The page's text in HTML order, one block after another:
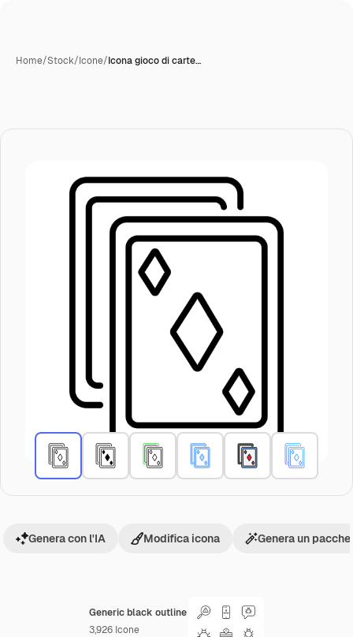
Home/Stock/Icone/Icona gioco di carte…
Generic black outline
3,926 Icone
Genera con l'IA Modifica icona Genera un